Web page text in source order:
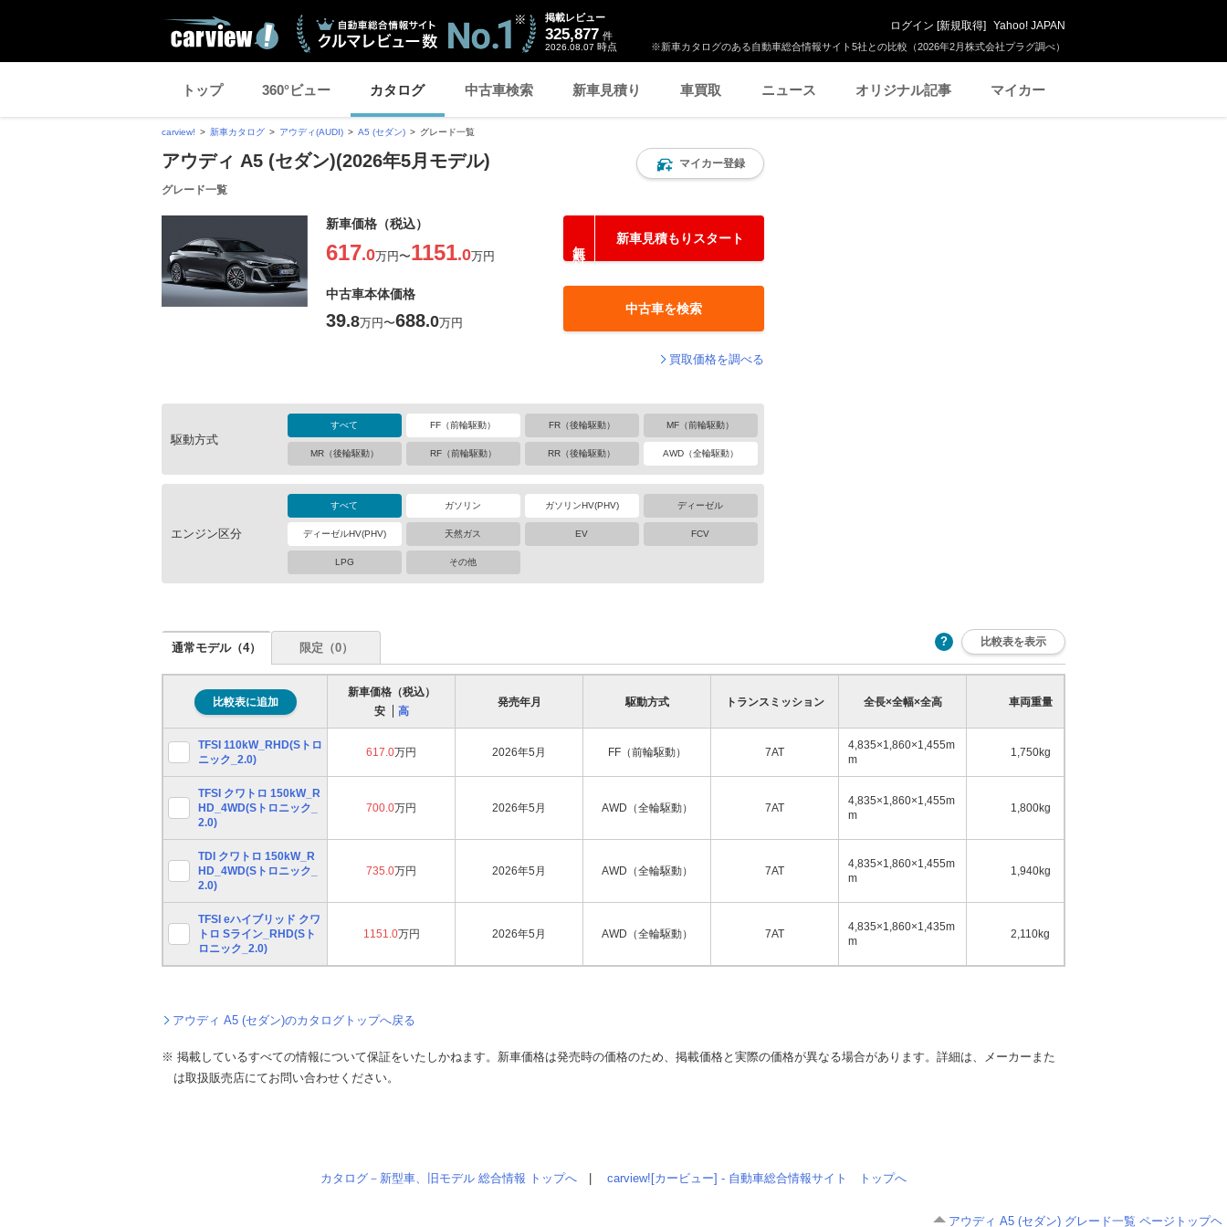
※新車カタログのある自動車総合情報サイト5社との比較（2026年2月株式会社プラグ調べ）
掲載レビュー
325,877 件
2026.08.07 時点
ログイン [新規取得] Yahoo! JAPAN
トップ 360°ビュー カタログ 中古車検索 新車見積り 車買取 ニュース オリジナル記事 マイカー
carview! 新車カタログ アウディ(AUDI) A5 (セダン) グレード一覧
アウディ A5 (セダン)(2026年5月モデル)
グレード一覧
マイカー登録
新車価格（税込）
617.0万円〜1151.0万円
新車見積もりスタート
中古車本体価格
39.8万円〜688.0万円
中古車を検索
買取価格を調べる
駆動方式
すべて FF（前輪駆動） FR（後輪駆動） MF（前輪駆動）
MR（後輪駆動） RF（前輪駆動） RR（後輪駆動） AWD（全輪駆動）
エンジン区分
すべて ガソリン ガソリンHV(PHV) ディーゼル
ディーゼルHV(PHV) 天然ガス EV FCV
LPG その他
通常モデル（4） 限定（0） 比較表を表示
比較表に追加
新車価格（税込）
安
高
発売年月 駆動方式 トランスミッション 全長×全幅×全高 車両重量
TFSI 110kW_RHD(Sトロ
ニック_2.0)
617.0万円 2026年5月 FF（前輪駆動） 7AT
4,835×1,860×1,455m
m
1,750kg
TFSI クワトロ 150kW_R
HD_4WD(Sトロニック_
2.0)
700.0万円 2026年5月 AWD（全輪駆動） 7AT
4,835×1,860×1,455m
m
1,800kg
TDI クワトロ 150kW_R
HD_4WD(Sトロニック_
2.0)
735.0万円 2026年5月 AWD（全輪駆動） 7AT
4,835×1,860×1,455m
m
1,940kg
TFSI eハイブリッド クワ
トロ Sライン_RHD(Sト
ロニック_2.0)
1151.0万円 2026年5月 AWD（全輪駆動） 7AT
4,835×1,860×1,435m
m
2,110kg
アウディ A5 (セダン)のカタログトップへ戻る
※ 掲載しているすべての情報について保証をいたしかねます。新車価格は発売時の価格のため、掲載価格と実際の価格が異なる場合があります。詳細は、メーカーまた
は取扱販売店にてお問い合わせください。
カタログ－新型車、旧モデル 総合情報 トップへ carview![カービュー] - 自動車総合情報サイト トップへ
アウディ A5 (セダン) グレード一覧 ページトップヘ